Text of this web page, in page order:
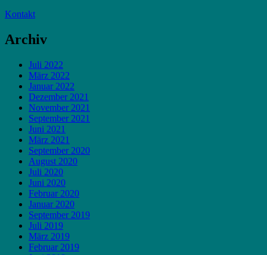
Kontakt
Archiv
Juli 2022
März 2022
Januar 2022
Dezember 2021
November 2021
September 2021
Juni 2021
März 2021
September 2020
August 2020
Juli 2020
Juni 2020
Februar 2020
Januar 2020
September 2019
Juli 2019
März 2019
Februar 2019